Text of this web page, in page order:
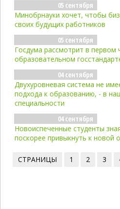
05 сентября
Минобрнауки хочет, чтобы
своих будущих работников
05 сентября
Госдума рассмотрит в первом
образовательном
04 сентября
Двухуровневая система не
подхода к образованию, - в
специальности
04 сентября
Новоиспеченные студенты
поскорее привыкнуть к новой
СТРАНИЦЫ 1 2 3